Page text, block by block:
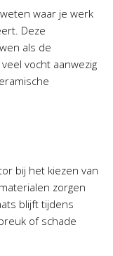
waar je werk
Deze
als de
vocht aanwezig
bij het kiezen van
zorgen
blijft tijdens
of schade